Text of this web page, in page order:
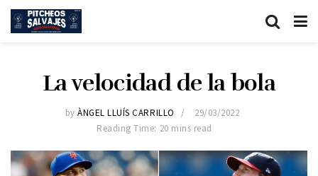
La velocidad de la bola
by ÀNGEL LLUÍS CARRILLO
29/03/2022
Reading Time: 20 mins read